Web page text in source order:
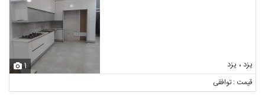
یزد ، یزد 1
قیمت : توافقی